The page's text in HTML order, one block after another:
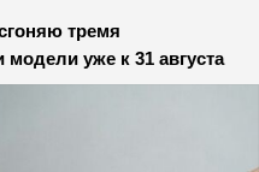
тремя
уже к 31 августа